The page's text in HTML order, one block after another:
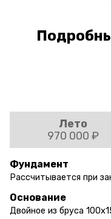
Лето
970 000 ₽
Фундамент
Рассчитывается при
Основание
Двойное из бруса